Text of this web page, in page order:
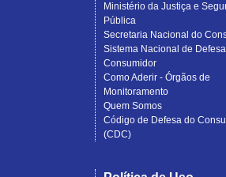
Ministério da Justiça e
Pública
Secretaria Nacional do
Sistema Nacional de
Consumidor
Como Aderir - Órgãos de
Monitoramento
Quem Somos
Código de Defesa do
(CDC)